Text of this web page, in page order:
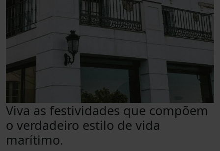
Viva as festividades que compõem
o verdadeiro estilo de vida
marítimo.